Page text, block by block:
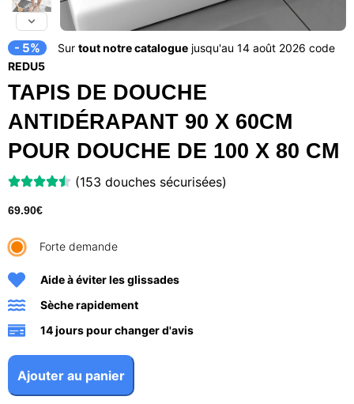
- 5% Sur tout notre catalogue jusqu'au 14 août 2026 code
REDU5
TAPIS DE DOUCHE
ANTIDÉRAPANT 90 X 60CM
POUR DOUCHE DE 100 X 80 CM
(153 douches sécurisées)
69.90€
Forte demande
Aide à éviter les glissades
Sèche rapidement
14 jours pour changer d'avis
Ajouter au panier